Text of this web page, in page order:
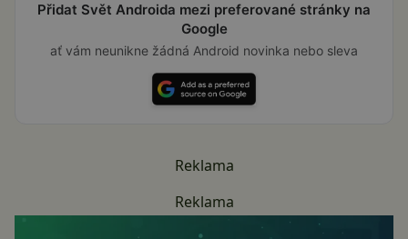
Přidat Svět Androida mezi preferované stránky na
Google
ať vám neunikne žádná Android novinka nebo sleva
Reklama
Reklama